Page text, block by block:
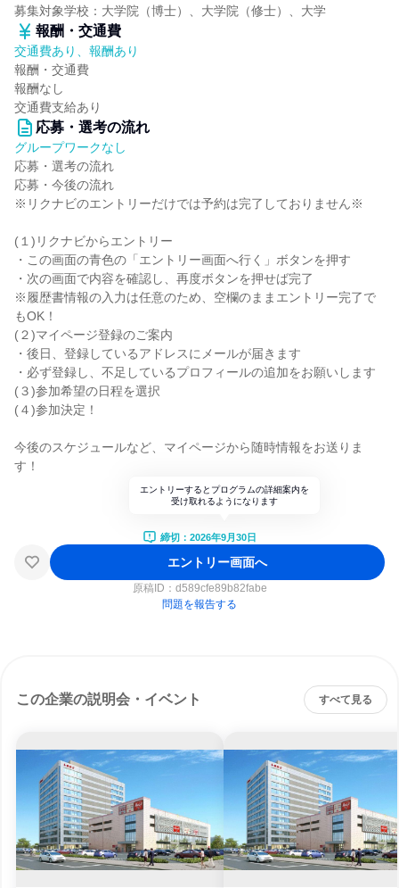
募集対象学校：大学院（博士）、大学院（修士）、大学
報酬・交通費
交通費あり、報酬あり
報酬・交通費
報酬なし
交通費支給あり
応募・選考の流れ
グループワークなし
応募・選考の流れ
応募・今後の流れ
※リクナビのエントリーだけでは予約は完了しておりません※
(１)リクナビからエントリー
・この画面の青色の「エントリー画面へ行く」ボタンを押す
・次の画面で内容を確認し、再度ボタンを押せば完了
※履歴書情報の入力は任意のため、空欄のままエントリー完了で
もOK！
(２)マイページ登録のご案内
・後日、登録しているアドレスにメールが届きます
・必ず登録し、不足しているプロフィールの追加をお願いします
(３)参加希望の日程を選択
(４)参加決定！
今後のスケジュールなど、マイページから随時情報をお送りま
す！
エントリーするとプログラムの詳細案内を
受け取れるようになります
締切：2026年9月30日
エントリー画面へ
原稿ID： d589cfe89b82fabe
問題を報告する
この企業の説明会・イベント すべて見る